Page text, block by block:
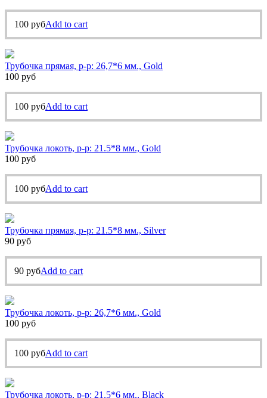
100 рубAdd to cart
Трубочка прямая, р-р: 26,7*6 мм., Gold
100 руб
100 рубAdd to cart
Трубочка локоть, р-р: 21.5*8 мм., Gold
100 руб
100 рубAdd to cart
Трубочка прямая, р-р: 21.5*8 мм., Silver
90 руб
90 рубAdd to cart
Трубочка локоть, р-р: 26,7*6 мм., Gold
100 руб
100 рубAdd to cart
Трубочка локоть, р-р: 21.5*6 мм., Black